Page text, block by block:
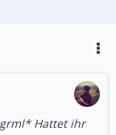
Hattet ihr